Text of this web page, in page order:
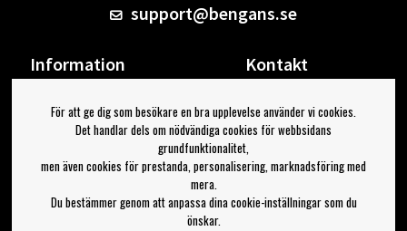
support@bengans.se
Information
Om Bengans
FAQ / Köp- & Leveransvillkor
Kontakt
Din sida
Logga ut
Jag vill ha tips från Bengans
För att ge dig som besökare en bra upplevelse använder vi cookies.
Det handlar dels om nödvändiga cookies för webbsidans
grundfunktionalitet,
men även cookies för prestanda, personalisering, marknadsföring med
mera.
Du bestämmer genom att anpassa dina cookie-inställningar som du
önskar.